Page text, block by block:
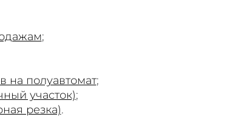
;
на полуавтомат;
участок);
резка).